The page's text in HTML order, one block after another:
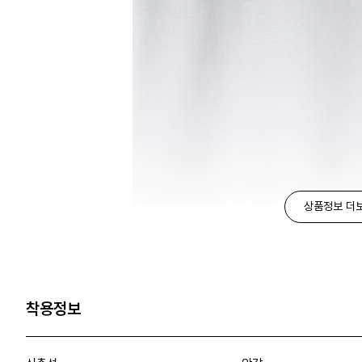
상품정보 더
착용정보